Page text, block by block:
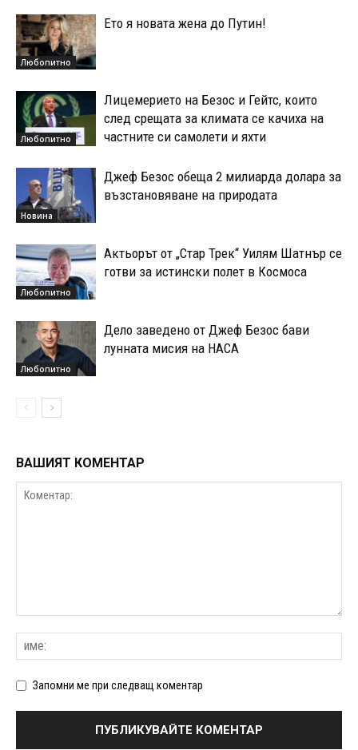
Любопитно
Ето я новата жена до Путин!
Любопитно
Лицемерието на Безос и Гейтс, които
след срещата за климата се качиха на
частните си самолети и яхти
Новина
Джеф Безос обеща 2 милиарда долара за
възстановяване на природата
Любопитно
Актьорът от „Стар Трек“ Уилям Шатнър се
готви за истински полет в Космоса
Любопитно
Дело заведено от Джеф Безос бави
лунната мисия на НАСА
ВАШИЯТ КОМЕНТАР
Запомни ме при следващ коментар